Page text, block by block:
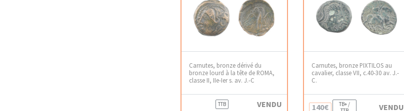
Carnutes, bronze dérivé du
bronze lourd à la tête de ROMA,
classe II, IIe-Ier s. av. J.-C
TTB VENDU
Carnutes, bronze PIXTILOS au
cavalier, classe VII, c.40-30 av. J.-
C.
140€
TB+ /
VENDU